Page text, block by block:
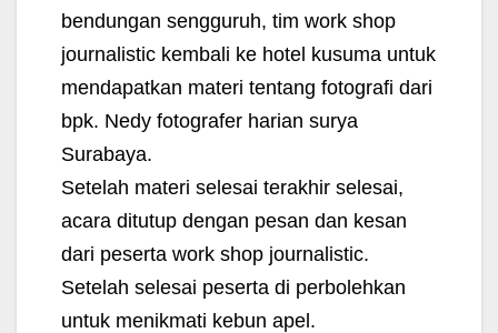
bendungan sengguruh, tim work shop
journalistic kembali ke hotel kusuma untuk
mendapatkan materi tentang fotografi dari
bpk. Nedy fotografer harian surya
Surabaya.
Setelah materi selesai terakhir selesai,
acara ditutup dengan pesan dan kesan
dari peserta work shop journalistic.
Setelah selesai peserta di perbolehkan
untuk menikmati kebun apel.